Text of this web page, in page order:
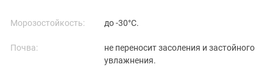
Морозостойкость: до -30°C.
Почва:
не переносит засоления и застойного
увлажнения.